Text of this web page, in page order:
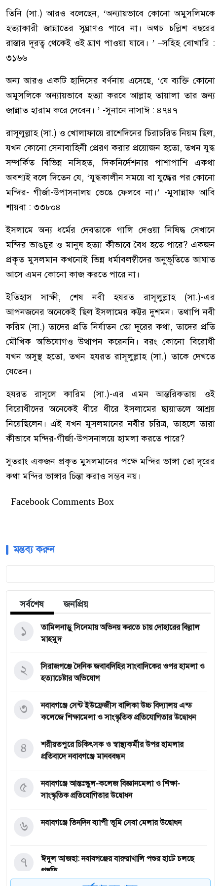
তিনি (সা.) আরও বলেছেন, ‘অন্যায়ভাবে কোনো অমুসলিমকে
হত্যাকারী জান্নাতের সুঘ্রাণও পাবে না। অথচ চল্লিশ বছরের
রাস্তার দূরত্ব থেকেই ওই ঘ্রাণ পাওয়া যাবে। ’ –সহিহ বোখারি :
৩১৬৬
অন্য আরও একটি হাদিসের বর্ণনায় এসেছে, ‘যে ব্যক্তি কোনো
অমুসলিকে অন্যায়ভাবে হত্যা করবে আল্লাহ তায়ালা তার জন্য
জান্নাত হারাম করে দেবেন। ’ -সুনানে নাসাঈ : ৪৭৪৭
রাসূলুল্লাহ (সা.) ও খোলাফায়ে রাশেদিনের চিরাচরিত নিয়ম ছিল,
যখন কোনো সেনাবাহিনী প্রেরণ করার প্রয়োজন হতো, তখন যুদ্ধ
সম্পর্কিত বিভিন্ন নসিহত, দিকনির্দেশনার পাশাপাশি একথা
অবশ্যই বলে দিতেন যে, ‘যুদ্ধকালীন সময়ে বা যুদ্ধের পর কোনো
মন্দির- গীর্জা-উপাসনালয় ভেঙে ফেলবে না।’ -মুসান্নাফ আবি
শায়বা : ৩৩৮০৪
ইসলামে অন্য ধর্মের দেবতাকে গালি দেওয়া নিষিদ্ধ সেখানে
মন্দির ভাঙচুর ও মানুষ হত্যা কীভাবে বৈধ হতে পারে? একজন
প্রকৃত মুসলমান কখনোই ভিন্ন ধর্মাবলম্বীদের অনুভূতিতে আঘাত
আসে এমন কোনো কাজ করতে পারে না।
ইতিহাস সাক্ষী, শেষ নবী হযরত রাসূলুল্লাহ (সা.)-এর
আপনজনের অনেকেই ছিল ইসলামের কট্টর দুশমন। তথাপি নবী
করিম (সা.) তাদের প্রতি নির্যাতন তো দূরের কথা, তাদের প্রতি
মৌখিক অভিযোগও উত্থাপন করেননি। বরং কোনো বিরোধী
যখন অসুস্থ হতো, তখন হযরত রাসূলুল্লাহ (সা.) তাকে দেখতে
যেতেন।
হযরত রাসূলে কারিম (সা.)-এর এমন আন্তরিকতায় ওই
বিরোধীদের অনেকেই ধীরে ধীরে ইসলামের ছায়াতলে আশ্রয়
নিয়েছিলেন। এই যখন মুসলমানের নবীর চরিত্র, তাহলে তারা
কীভাবে মন্দির-গীর্জা-উপসনালয়ে হামলা করতে পারে?
সুতরাং একজন প্রকৃত মুসলমানের পক্ষে মন্দির ভাঙ্গা তো দূরের
কথা মন্দির ভাঙ্গার চিন্তা করাও সম্ভব নয়।
Facebook Comments Box
মন্তব্য করুন
সর্বশেষ জনপ্রিয়
তামিলনাড়ু সিনেমায় অভিনয় করতে চায় দোহারের বিল্লাল
মাহমুদ
১
সিরাজগঞ্জে দৈনিক জবাবদিহির সাংবাদিকের ওপর হামলা ও
হত্যাচেষ্টার অভিযোগ
২
নবাবগঞ্জে সেন্ট ইউফ্রেজীস বালিকা উচ্চ বিদ্যালয় এন্ড
কলেজে শিক্ষামেলা ও সাংস্কৃতিক প্রতিযোগিতার উদ্বোধন
৩
শরীয়তপুরে চিকিৎসক ও স্বাস্থ্যকর্মীর উপর হামলার
প্রতিবাদে নবাবগঞ্জে মানববন্ধন
৪
নবাবগঞ্জে আন্তঃস্কুল-কলেজ বিজ্ঞানমেলা ও শিক্ষা-
সাংস্কৃতিক প্রতিযোগিতার উদ্বোধন
৫
নবাবগঞ্জে তিনদিন ব্যাপী ভূমি সেবা মেলার উদ্বোধন
৬
ঈদুল আজহা: নবাবগঞ্জের বারুয়াখালি পশুর হাটে চলছে
প্রস্তুতি
৭